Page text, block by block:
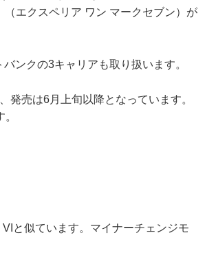
（エクスペリア ワン マークセブン）が
バンクの3キャリアも取り扱います。
発売は6月上旬以降となっています。
と似ています。マイナーチェンジモ